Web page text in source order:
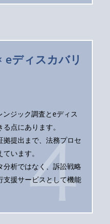
eディスカバリ
ジック調査とeディス
点にあります。
提出まで、法務プロセ
います。
分析ではなく、訴訟戦略
支援サービスとして機能